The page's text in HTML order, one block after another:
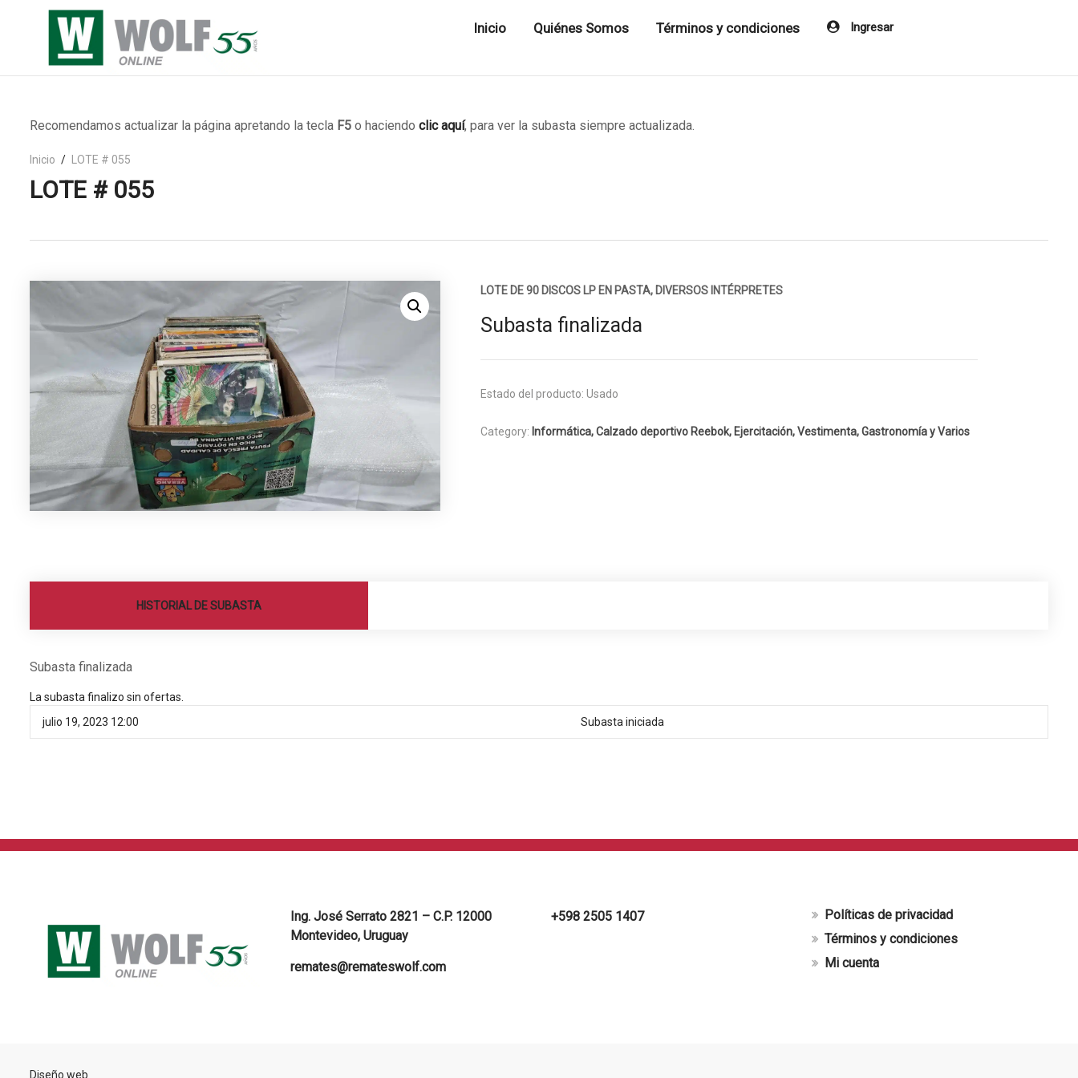
Inicio Quiénes Somos Términos y condiciones Ingresar
Recomendamos actualizar la página apretando la tecla F5 o haciendo clic aquí, para ver la subasta siempre actualizada.
Inicio LOTE # 055
LOTE # 055
LOTE DE 90 DISCOS LP EN PASTA, DIVERSOS INTÉRPRETES
Subasta finalizada
Estado del producto: Usado
Category: Informática, Calzado deportivo Reebok, Ejercitación, Vestimenta, Gastronomía y Varios
HISTORIAL DE SUBASTA
Subasta finalizada
La subasta finalizo sin ofertas.
julio 19, 2023 12:00
Subasta iniciada
Ing. José Serrato 2821 – C.P. 12000
Montevideo, Uruguay
remates@remateswolf.com
+598 2505 1407
Políticas de privacidad
Términos y condiciones
Mi cuenta
Diseño web